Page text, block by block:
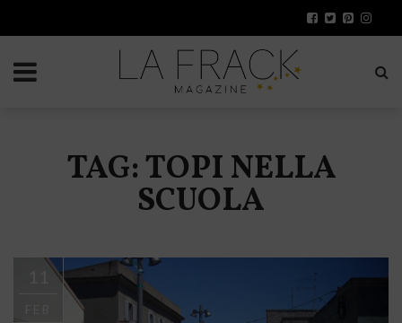
TAG: TOPI NELLA
SCUOLA